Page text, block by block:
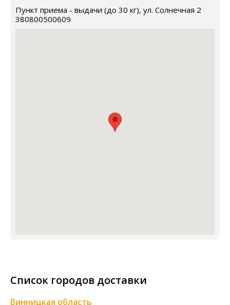
Пункт приема - выдачи (до 30 кг), ул. Солнечная 2
380800500609
Список городов доставки
Винницкая область